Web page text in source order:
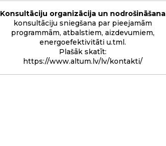
Konsultāciju organizācija un nodrošināšana
konsultāciju sniegšana par pieejamām
programmām, atbalstiem, aizdevumiem,
energoefektivitāti u.tml.
Plašāk skatīt:
https://www.altum.lv/lv/kontakti/